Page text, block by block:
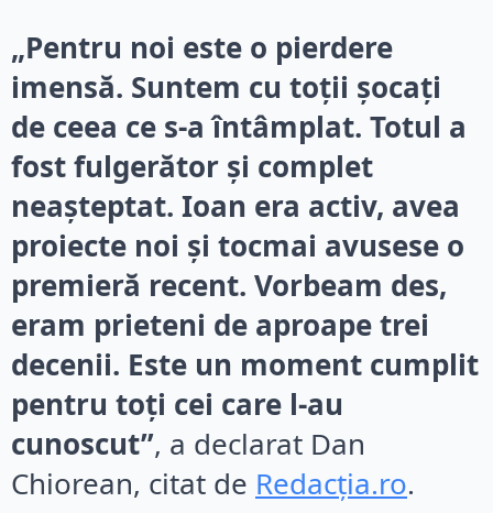
„Pentru noi este o pierdere
imensă. Suntem cu toții șocați
de ceea ce s-a întâmplat. Totul a
fost fulgerător și complet
neașteptat. Ioan era activ, avea
proiecte noi și tocmai avusese o
premieră recent. Vorbeam des,
eram prieteni de aproape trei
decenii. Este un moment cumplit
pentru toți cei care l-au
cunoscut”, a declarat Dan
Chiorean, citat de Redacția.ro.